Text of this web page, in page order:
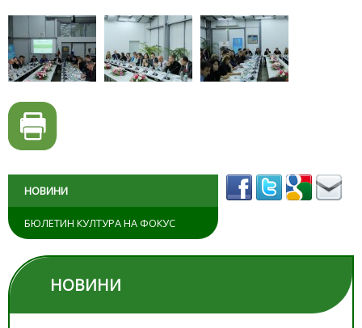
НОВИНИ
БЮЛЕТИН КУЛТУРА НА ФОКУС
НОВИНИ